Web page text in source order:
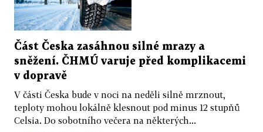
Část Česka zasáhnou silné mrazy a
sněžení. ČHMÚ varuje před komplikacemi
v dopravě
V části Česka bude v noci na neděli silně mrznout,
teploty mohou lokálně klesnout pod minus 12 stupňů
Celsia. Do sobotního večera na některých...